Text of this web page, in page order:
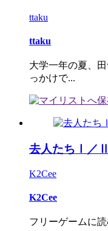
ttaku
ttaku
大学一年の夏、
っかけで...
去人たちⅠ／Ⅱ
K2Cee
K2Cee
フリーゲームに読